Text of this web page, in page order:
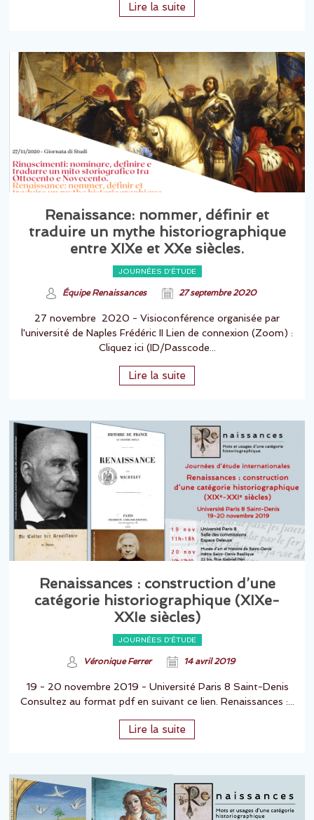
Lire la suite
Renaissance: nommer, définir et
traduire un mythe historiographique
entre XIXe et XXe siècles.
JOURNÉES D'ÉTUDE
Équipe Renaissances 27 septembre 2020
27 novembre 2020 - Visioconférence organisée par
l'université de Naples Frédéric II Lien de connexion (Zoom) :
Cliquez ici (ID/Passcode...
Lire la suite
Renaissances : construction d’une
catégorie historiographique (XIXe-
XXIe siècles)
JOURNÉES D'ÉTUDE
Véronique Ferrer 14 avril 2019
19 - 20 novembre 2019 - Université Paris 8 Saint-Denis
Consultez au format pdf en suivant ce lien. Renaissances :...
Lire la suite